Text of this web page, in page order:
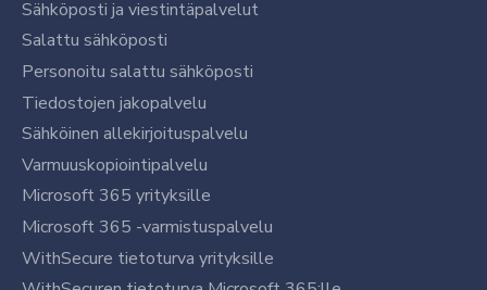
Sähköposti ja viestintäpalvelut
Salattu sähköposti
Personoitu salattu sähköposti
Tiedostojen jakopalvelu
Sähköinen allekirjoituspalvelu
Varmuuskopiointipalvelu
Microsoft 365 yrityksille
Microsoft 365 -varmistuspalvelu
WithSecure tietoturva yrityksille